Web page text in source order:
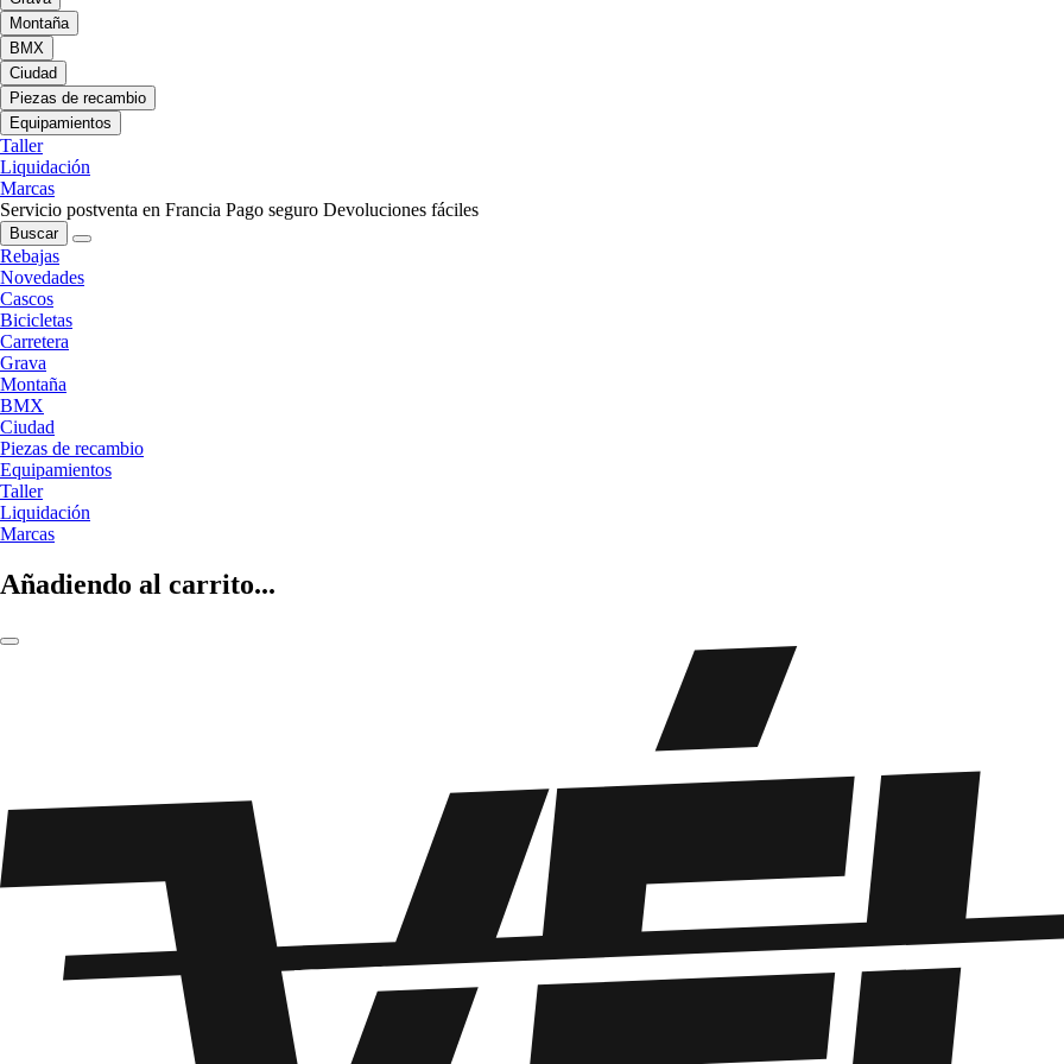
Montaña
BMX
Ciudad
Piezas de recambio
Equipamientos
Taller
Liquidación
Marcas
Servicio postventa en Francia Pago seguro Devoluciones fáciles
Buscar
Rebajas
Novedades
Cascos
Bicicletas
Carretera
Grava
Montaña
BMX
Ciudad
Piezas de recambio
Equipamientos
Taller
Liquidación
Marcas
Añadiendo al carrito...